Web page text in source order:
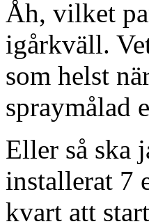
Åh, vilket
igårkväll.
som helst
spraymålad
Eller så ska
installerat 7
kvart att